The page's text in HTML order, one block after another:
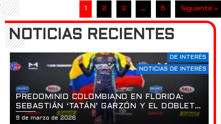
1 2 3 … 5 Siguiente »
NOTICIAS RECIENTES
DE INTERÉS
NOTICIAS DE INTERÉS
PREDOMINIO COLOMBIANO EN FLORIDA:
SEBASTIÁN ‘TATÁN’ GARZÓN Y EL DOBLETE
HISTÓRICO EN LA APERTURA DE LA
9 de marzo de 2026